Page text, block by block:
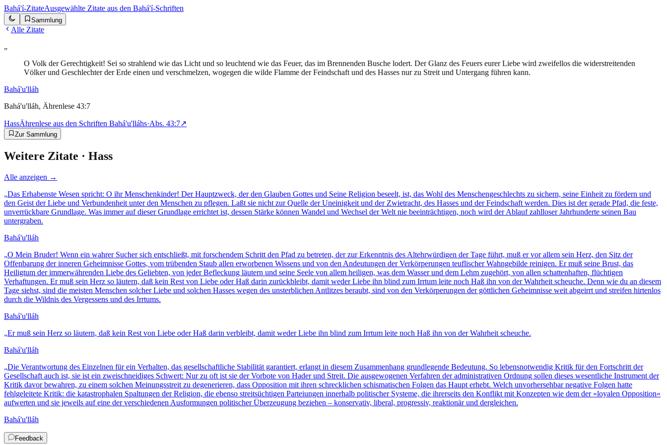
Bahá'í-ZitateAusgewählte Zitate aus den Bahá'í-Schriften
Sammlung
Alle Zitate
„
O Volk der Gerechtigkeit! Sei so strahlend wie das Licht und so leuchtend wie das Feuer, das im Brennenden Busche lodert. Der Glanz des Feuers eurer Liebe wird zweifellos die widerstreitenden
Völker und Geschlechter der Erde einen und verschmelzen, wogegen die wilde Flamme der Feindschaft und des Hasses nur zu Streit und Untergang führen kann.
Bahá'u'lláh
Bahá'u'lláh, Ährenlese 43:7
HassÄhrenlese aus den Schriften Bahá'u'lláhs·Abs. 43:7↗
Zur Sammlung
Weitere Zitate · Hass
Alle anzeigen →
„Das Erhabenste Wesen spricht: O ihr Menschenkinder! Der Hauptzweck, der den Glauben Gottes und Seine Religion beseelt, ist, das Wohl des Menschengeschlechts zu sichern, seine Einheit zu fördern und
den Geist der Liebe und Verbundenheit unter den Menschen zu pflegen. Laßt sie nicht zur Quelle der Uneinigkeit und der Zwietracht, des Hasses und der Feindschaft werden. Dies ist der gerade Pfad, die feste,
unverrückbare Grundlage. Was immer auf dieser Grundlage errichtet ist, dessen Stärke können Wandel und Wechsel der Welt nie beeinträchtigen, noch wird der Ablauf zahlloser Jahrhunderte seinen Bau
untergraben.
Bahá'u'lláh
„O Mein Bruder! Wenn ein wahrer Sucher sich entschließt, mit forschendem Schritt den Pfad zu betreten, der zur Erkenntnis des Altehrwürdigen der Tage führt, muß er vor allem sein Herz, den Sitz der
Offenbarung der inneren Geheimnisse Gottes, vom trübenden Staub allen erworbenen Wissens und von den Andeutungen der Verkörperungen teuflischer Wahngebilde reinigen. Er muß seine Brust, das
Heiligtum der immerwährenden Liebe des Geliebten, von jeder Befleckung läutern und seine Seele von allem heiligen, was dem Wasser und dem Lehm zugehört, von allen schattenhaften, flüchtigen
Verhaftungen. Er muß sein Herz so läutern, daß kein Rest von Liebe oder Haß darin zurückbleibt, damit weder Liebe ihn blind zum Irrtum leite noch Haß ihn von der Wahrheit scheuche. Denn wie du an diesem
Tage siehst, sind die meisten Menschen solcher Liebe und solchen Hasses wegen des unsterblichen Antlitzes beraubt, sind von den Verkörperungen der göttlichen Geheimnisse weit abgeirrt und streifen hirtenlos
durch die Wildnis des Vergessens und des Irrtums.
Bahá'u'lláh
„Er muß sein Herz so läutern, daß kein Rest von Liebe oder Haß darin verbleibt, damit weder Liebe ihn blind zum Irrtum leite noch Haß ihn von der Wahrheit scheuche.
Bahá'u'lláh
„Die Verantwortung des Einzelnen für ein Verhalten, das gesellschaftliche Stabilität garantiert, erlangt in diesem Zusammenhang grundlegende Bedeutung. So lebensnotwendig Kritik für den Fortschritt der
Gesellschaft auch ist, sie ist ein zweischneidiges Schwert: Nur zu oft ist sie der Vorbote von Hader und Streit. Die ausgewogenen Verfahren der administrativen Ordnung sollen dieses wesentliche Instrument der
Kritik davor bewahren, zu einem solchen Meinungsstreit zu degenerieren, dass Opposition mit ihren schrecklichen schismatischen Folgen das Haupt erhebt. Welch unvorhersehbar negative Folgen hatte
fehlgeleitete Kritik: die katastrophalen Spaltungen der Religion, die ebenso streitsüchtigen Parteiungen innerhalb politischer Systeme, die ihrerseits den Konflikt mit Konzepten wie dem der »loyalen Opposition«
aufwerten und sie jeweils auf eine der verschiedenen Ausformungen politischer Überzeugung beziehen – konservativ, liberal, progressiv, reaktionär und dergleichen.
Bahá'u'lláh
Feedback